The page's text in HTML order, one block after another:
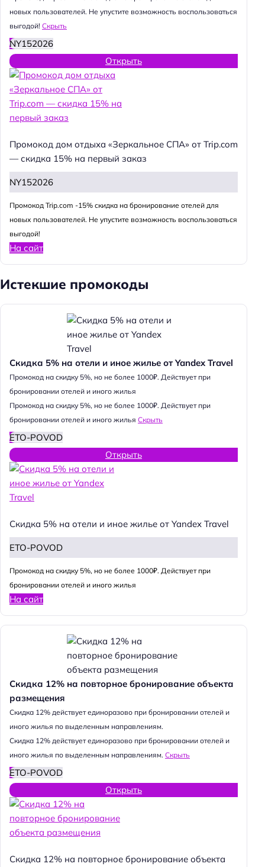
новых пользователей. Не упустите возможность воспользоваться
выгодой! Скрыть
NY152026
Открыть
Промокод дом отдыха «Зеркальное СПА» от Trip.com
— скидка 15% на первый заказ
NY152026
Промокод Trip.com -15% скидка на бронирование отелей для
новых пользователей. Не упустите возможность воспользоваться
выгодой!
На сайт
Истекшие промокоды
Скидка 5% на отели и иное жилье от Yandex Travel
Промокод на скидку 5%, но не более 1000₽. Действует при
бронировании отелей и иного жилья
Промокод на скидку 5%, но не более 1000₽. Действует при
бронировании отелей и иного жилья Скрыть
ETO-POVOD
Открыть
Скидка 5% на отели и иное жилье от Yandex Travel
ETO-POVOD
Промокод на скидку 5%, но не более 1000₽. Действует при
бронировании отелей и иного жилья
На сайт
Скидка 12% на повторное бронирование объекта
размещения
Cкидка 12% действует единоразово при бронировании отелей и
иного жилья по выделенным направлениям.
Cкидка 12% действует единоразово при бронировании отелей и
иного жилья по выделенным направлениям. Скрыть
ETO-POVOD
Открыть
Скидка 12% на повторное бронирование объекта